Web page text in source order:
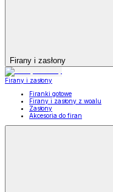
Firany i zasłony
Firany i zasłony
Firanki gotowe
Firany i zasłony z woalu
Zasłony
Akcesoria do firan